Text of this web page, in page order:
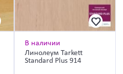
В наличии
Линолеум Tarkett
Standard Plus 914